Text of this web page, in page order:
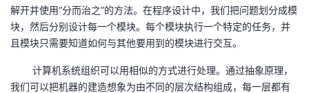
的
博
客
我
的
论
我
的
我
解开并使用“分而治之”的方法。在程序设计中，我们把问题划分成模
块，然后分别设计每一个模块。每个模块执行一个特定的任务，并
且模块只需要知道如何与其他要用到的模块进行交互。
计算机系统组织可以用相似的方式进行处理。通过抽象原理，
我们可以把机器的建造想象为由不同的层次结构组成，每一层都有